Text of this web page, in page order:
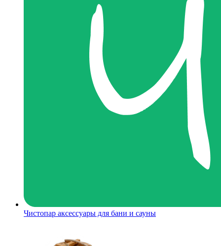
Чистопар аксессуары для бани и сауны